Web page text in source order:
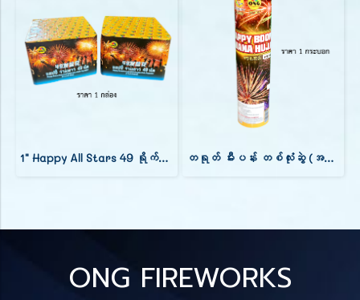
1" Happy All Stars 49 ရိုက်ချက် (အမြင့် 7 လက်မ) တရုတ် မီးပန်း တစ်လုံးဆွဲ (အချင်း 4 လက်မ) 1 ချက်
ONG FIREWORKS